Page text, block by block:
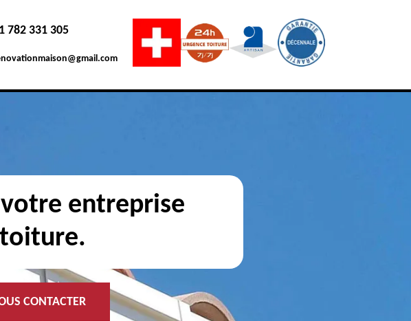
782 331 305
entreprise
CONTACTER